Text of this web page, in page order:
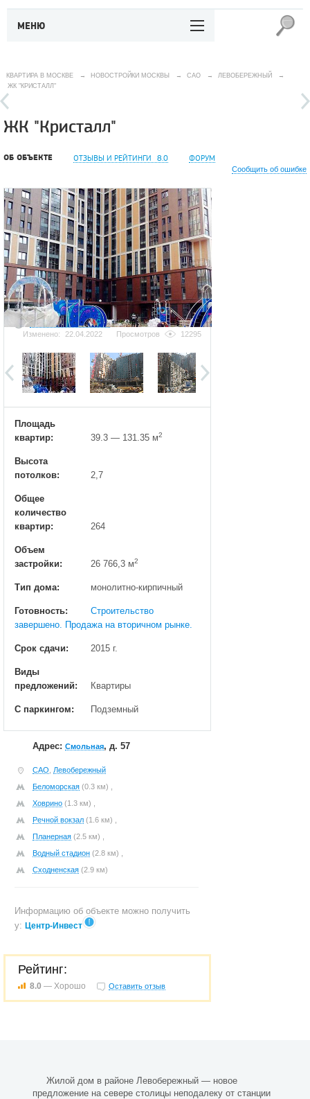
МЕНЮ
КВАРТИРА В МОСКВЕ → НОВОСТРОЙКИ МОСКВЫ → САО → ЛЕВОБЕРЕЖНЫЙ
→
ЖК "КРИСТАЛЛ"
ЖК "Кристалл"
ОБ ОБЪЕКТЕ ОТЗЫВЫ И РЕЙТИНГИ 8.0 ФОРУМ
Сообщить об ошибке
Добавить фотографию
Изменено:
22.04.2022 Просмотров 12295
Площадь
квартир:
39.3 — 131.35 м2
Высота
потолков:
2,7
Общее
количество
квартир:
264
Объем
застройки:
26 766,3 м2
Тип дома: монолитно-кирпичный
Готовность:
Строительство
завершено. Продажа на вторичном рынке.
Срок сдачи: 2015 г.
Виды
предложений:
Квартиры
С паркингом: Подземный
Адрес: Смольная, д. 57
САО
Левобережный
Беломорская (0.3 км) ,
Ховрино (1.3 км) ,
Речной вокзал (1.6 км) ,
Планерная (2.5 км) ,
Водный стадион (2.8 км) ,
Сходненская (2.9 км)
Информацию об объекте можно получить
у: Центр-Инвест
Рейтинг:
8.0 — Хорошо Оставить отзыв
Жилой дом в районе Левобережный — новое
предложение на севере столицы неподалеку от станции